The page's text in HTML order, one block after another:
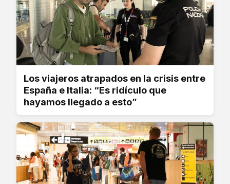
Los viajeros atrapados en la crisis entre
España e Italia: “Es ridículo que
hayamos llegado a esto”